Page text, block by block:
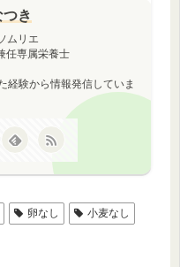
き
ムリエ
任専属栄養士
経験から情報発信していま
卵なし
小麦なし